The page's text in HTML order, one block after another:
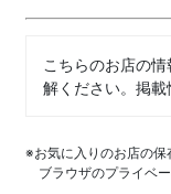
こちらのお店の
解ください。掲
※お気に入りのお店の保
ブラウザのプライベ